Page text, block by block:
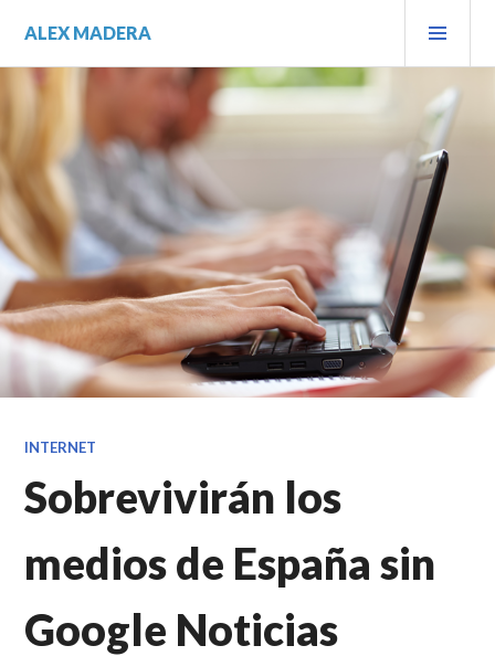
contenido.
ALEX MADERA
INTERNET
Sobrevivirán los
medios de España sin
Google Noticias